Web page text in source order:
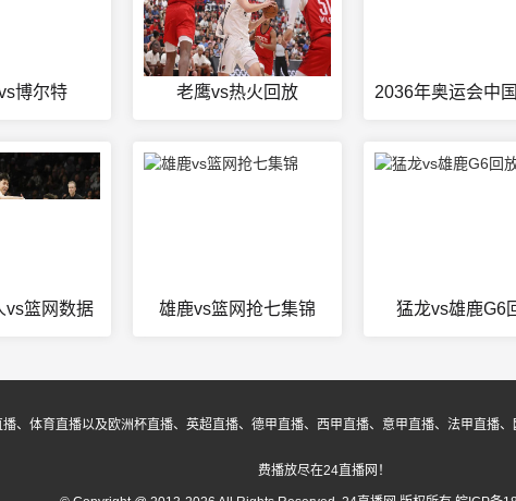
博尔特 老鹰vs热火回放
vs篮网数据 雄鹿vs篮网抢七集锦 猛龙vs雄鹿G6
、体育直播以及欧洲杯直播、英超直播、德甲直播、西甲直播、意甲直播、法甲直播
费播放尽在24直播网！